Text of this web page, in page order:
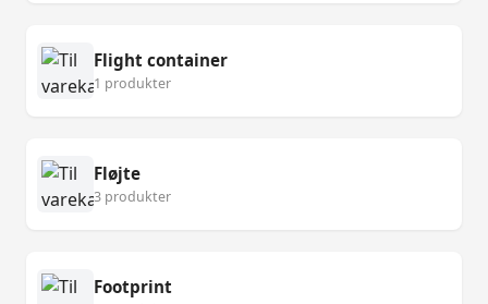
Flight container
1 produkter
Fløjte
3 produkter
Footprint